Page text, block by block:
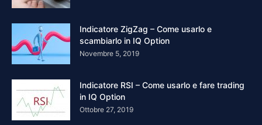
Indicatore ZigZag – Come usarlo e
scambiarlo in IQ Option
Novembre 5, 2019
Indicatore RSI – Come usarlo e fare trading
in IQ Option
Ottobre 27, 2019